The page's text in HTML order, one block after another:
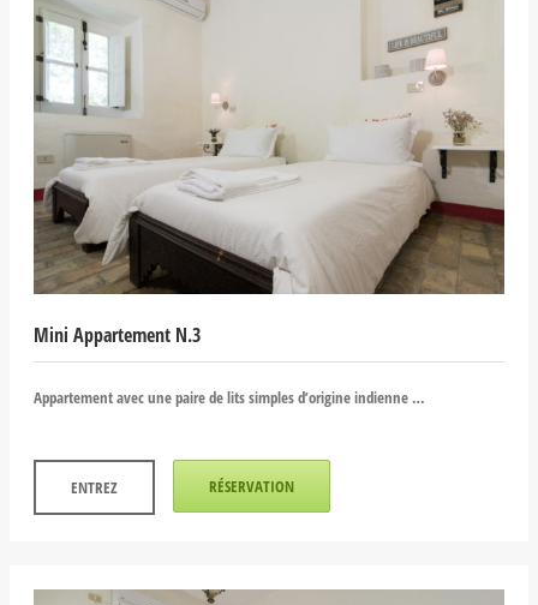
Mini Appartement N.3
Appartement avec une paire de lits simples d’origine indienne …
ENTREZ RÉSERVATION